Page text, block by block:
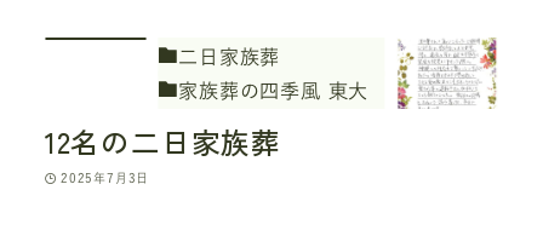
家族葬の四季風 東大
二日家族葬
12名の二日家族葬
2025年7月3日